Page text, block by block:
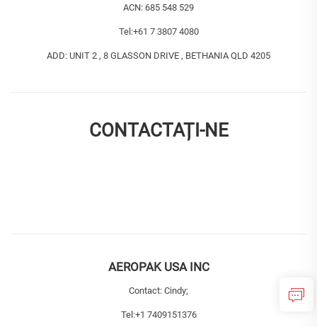
ACN: 685 548 529
Tel:+61 7 3807 4080
ADD: UNIT 2 , 8 GLASSON DRIVE , BETHANIA QLD 4205
CONTACTAȚI-NE
AEROPAK USA INC
Contact: Cindy;
Tel:+1 7409151376